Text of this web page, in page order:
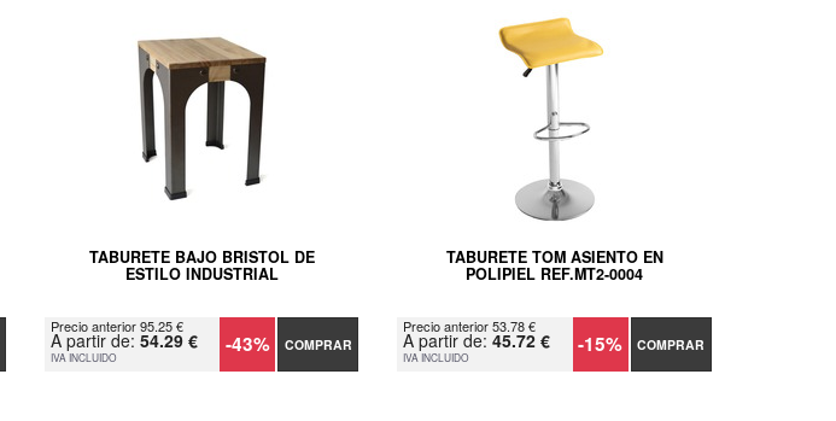
TABURETE BAJO BRISTOL DE
ESTILO INDUSTRIAL
Precio anterior 95.25 €
A partir de: 54.29 €
IVA INCLUIDO -43% COMPRAR
TABURETE TOM ASIENTO EN
POLIPIEL REF.MT2-0004
Precio anterior 53.78 €
A partir de:45.72 €
IVA INCLUIDO -15% COMPRAR